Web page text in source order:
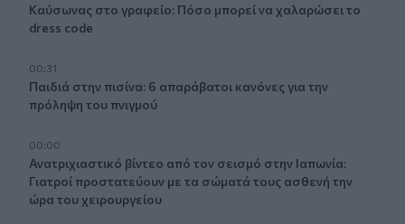
Καύσωνας στο γραφείο: Πόσο μπορεί να χαλαρώσει το
dress code
00:31
Παιδιά στην πισίνα: 6 απαράβατοι κανόνες για την
πρόληψη του πνιγμού
00:00
Ανατριχιαστικό βίντεο από τον σεισμό στην Ιαπωνία:
Γιατροί προστατεύουν με τα σώματά τους ασθενή την
ώρα του χειρουργείου